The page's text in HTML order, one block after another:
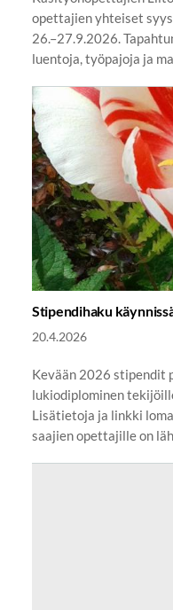
opettajien yhteiset
26.–27.9.2026.
luentoja, työpajoja ja
Stipendihaku
20.4.2026
Kevään 2026 stipendit
lukiodiplominen
Lisätietoja ja linkki
saajien opettajille on